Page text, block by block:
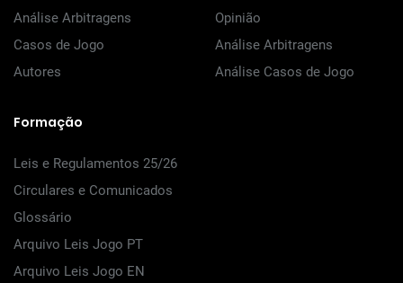
Análise Arbitragens
Casos de Jogo
Autores
Opinião
Análise Arbitragens
Análise Casos de Jogo
Formação
Leis e Regulamentos 25/26
Circulares e Comunicados
Glossário
Arquivo Leis Jogo PT
Arquivo Leis Jogo EN